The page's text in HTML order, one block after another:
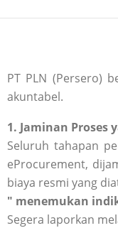
PT PLN (Persero)
akuntabel.
1. Jaminan Proses
Seluruh tahapan
eProcurement,
biaya resmi yang
" menemukan
Segera laporkan